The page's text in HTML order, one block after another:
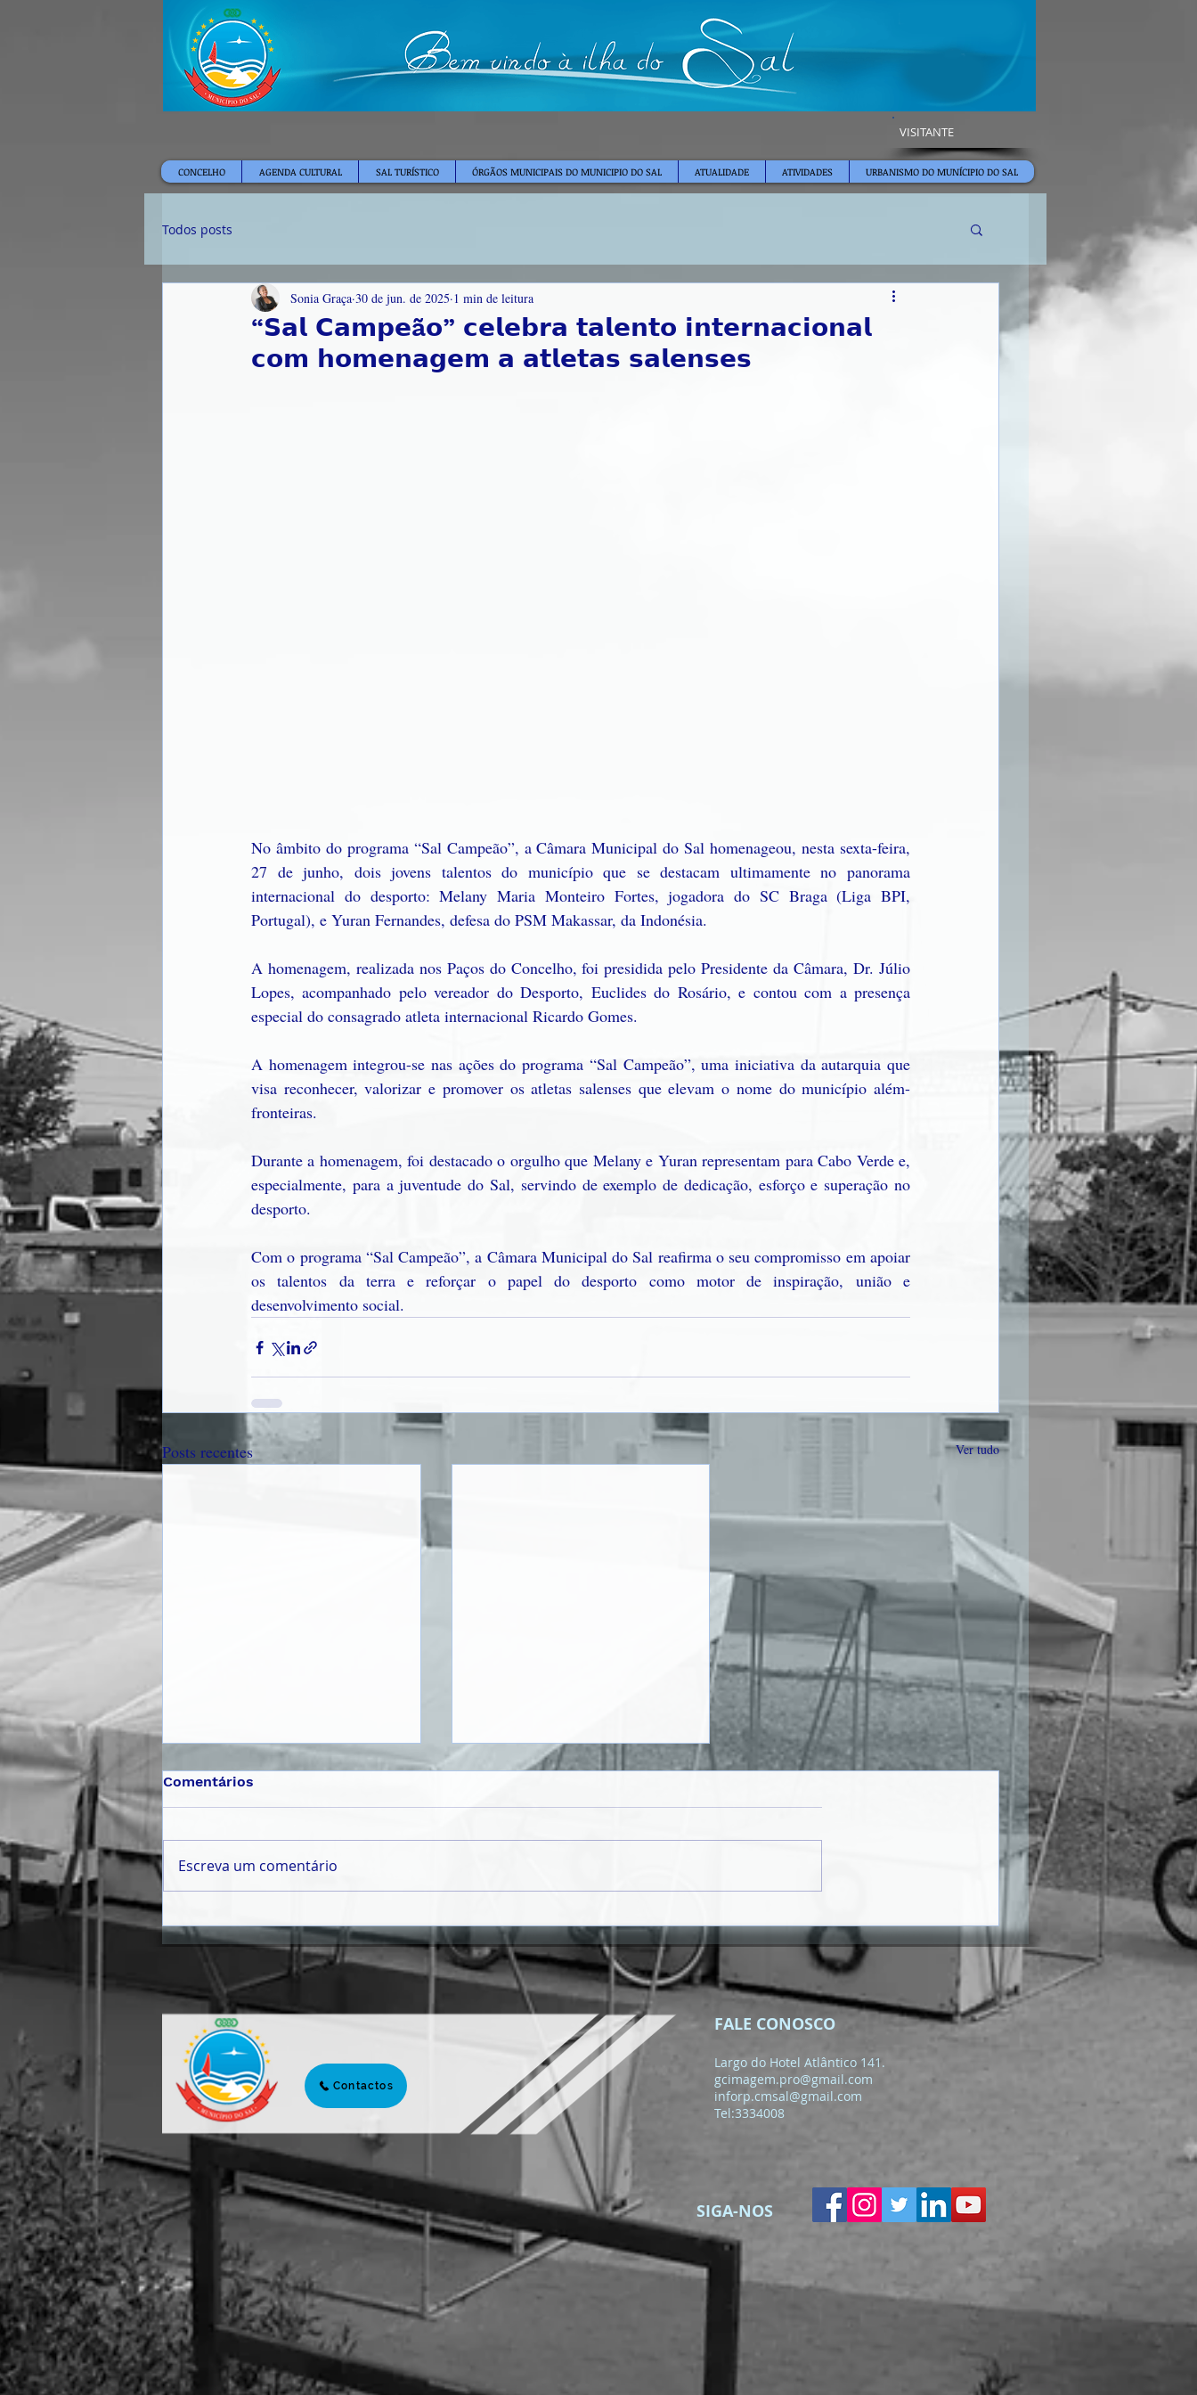
VISITANTE
CONCELHO AGENDA CULTURAL SAL TURÍSTICO ÓRGÃOS MUNICIPAIS DO MUNICIPIO DO SAL ATUALIDADE ATIVIDADES URBANISMO DO MUNÍCIPIO DO SAL
Todos posts
“𝗦𝗮𝗹 𝗖𝗮𝗺𝗽𝗲ã𝗼” 𝗰𝗲𝗹𝗲𝗯𝗿𝗮 𝘁𝗮𝗹𝗲𝗻𝘁𝗼 𝗶𝗻𝘁𝗲𝗿𝗻𝗮𝗰𝗶𝗼𝗻𝗮𝗹
𝗰𝗼𝗺 𝗵𝗼𝗺𝗲𝗻𝗮𝗴𝗲𝗺 𝗮 𝗮𝘁𝗹𝗲𝘁𝗮𝘀 𝘀𝗮𝗹𝗲𝗻𝘀𝗲𝘀
Sonia Graça 30 de jun. de 2025 1 min de leitura
No âmbito do programa “Sal Campeão”, a Câmara Municipal do Sal homenageou, nesta sexta-feira,
27 de junho, dois jovens talentos do município que se destacam ultimamente no panorama
internacional do desporto: Melany Maria Monteiro Fortes, jogadora do SC Braga (Liga BPI,
Portugal), e Yuran Fernandes, defesa do PSM Makassar, da Indonésia.
A homenagem, realizada nos Paços do Concelho, foi presidida pelo Presidente da Câmara, Dr. Júlio
Lopes, acompanhado pelo vereador do Desporto, Euclides do Rosário, e contou com a presença
especial do consagrado atleta internacional Ricardo Gomes.
A homenagem integrou-se nas ações do programa “Sal Campeão”, uma iniciativa da autarquia que
visa reconhecer, valorizar e promover os atletas salenses que elevam o nome do município além-
fronteiras.
Durante a homenagem, foi destacado o orgulho que Melany e Yuran representam para Cabo Verde e,
especialmente, para a juventude do Sal, servindo de exemplo de dedicação, esforço e superação no
desporto.
Com o programa “Sal Campeão”, a Câmara Municipal do Sal reafirma o seu compromisso em apoiar
os talentos da terra e reforçar o papel do desporto como motor de inspiração, união e
desenvolvimento social.
Posts recentes Ver tudo
𝟮𝟬𝟮𝟲 | 𝗣𝗔𝗟𝗘𝗦𝗧𝗥𝗔
𝗜𝗡𝗖𝗘𝗡𝗧𝗜𝗩𝗔 𝗝𝗢𝗩𝗘𝗡𝗦 À
𝗖𝗜𝗗𝗔𝗗𝗔𝗡𝗜𝗔 𝗔𝗧𝗜𝗩𝗔 𝗘
𝗣𝗔𝗥𝗧𝗜𝗖𝗜𝗣𝗔ÇÃ𝗢 𝗖Í𝗩𝗜𝗖𝗔
𝗚𝗔𝗡𝗛𝗔𝗥 𝗡𝗢𝗩𝗔
𝗜𝗠𝗔𝗚𝗘𝗠 𝗡𝗢 Â𝗠𝗕𝗜𝗧𝗢
𝗗𝗢 𝗣𝗥𝗢𝗝𝗘𝗧𝗢 "𝗦𝗔𝗡𝗧𝗔
𝗠𝗔𝗥𝗜𝗔 𝗖𝗔𝗠𝗜𝗡𝗛𝗔𝗩𝗘𝗟"
Comentários
Escreva um comentário
Contactos
FALE CONOSCO
Largo do Hotel Atlântico 141.
gcimagem.pro@gmail.com
inforp.cmsal@gmail.com
Tel:3334008
SIGA-NOS